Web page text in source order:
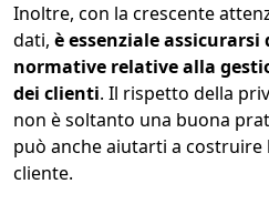
Inoltre, con la crescente
dati, è essenziale
normative relative alla
dei clienti. Il rispetto della
non è soltanto una buona
può anche aiutarti a costruire
cliente.